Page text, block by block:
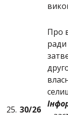
25. 30/26
Про
ради